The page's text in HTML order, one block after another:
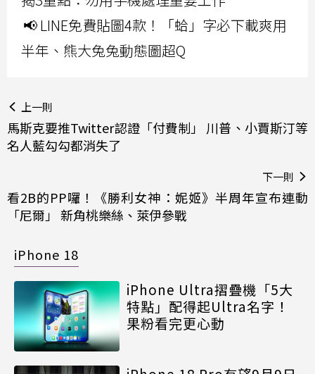
📢 LINE免費貼圖4款！「蛤」字必下載爽用
半年、熊大兔兔動態圖超Q
上一則
馬斯克要推Twitter認證「付費制」 川普、小賈斯汀等
名人藍勾勾都消失了
下一則
看2B的PP囉！《勝利女神：妮姬》半周年宣布連動
「尼爾」 新角桃樂絲、萊伊參戰
iPhone 18
iPhone Ultra摺疊機「5大
特點」配得起Ultra名字！
果粉看完更心動